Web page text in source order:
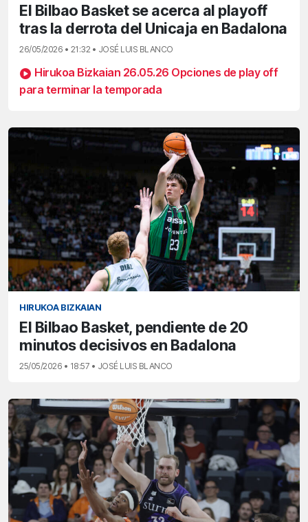
El Bilbao Basket se acerca al playoff
tras la derrota del Unicaja en Badalona
26/05/2026 • 21:32 • JOSÉ LUIS BLANCO
Hirukoa Bizkaian 26.05.26 Opciones de play off
para terminar la temporada
HIRUKOA BIZKAIAN
El Bilbao Basket, pendiente de 20
minutos decisivos en Badalona
25/05/2026 • 18:57 • JOSÉ LUIS BLANCO